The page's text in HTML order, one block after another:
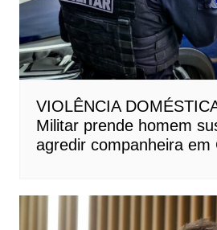
VIOLÊNCIA
Militar prende homem
agredir companheira em